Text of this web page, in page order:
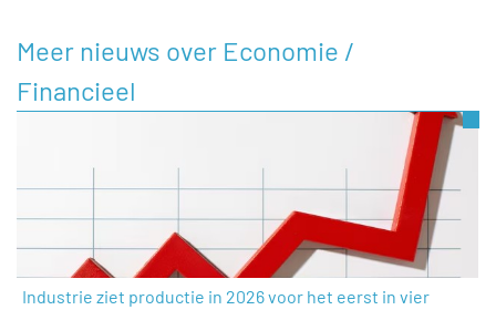
Meer nieuws over Economie /
Financieel
Industrie ziet productie in 2026 voor het eerst in vier